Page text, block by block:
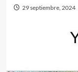
29 septiembre, 2024